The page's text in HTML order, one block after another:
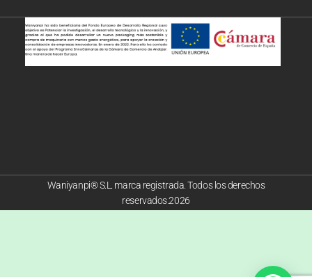
Waniyanpi® S.L. marca registrada. Todos los derechos
reservados.2026